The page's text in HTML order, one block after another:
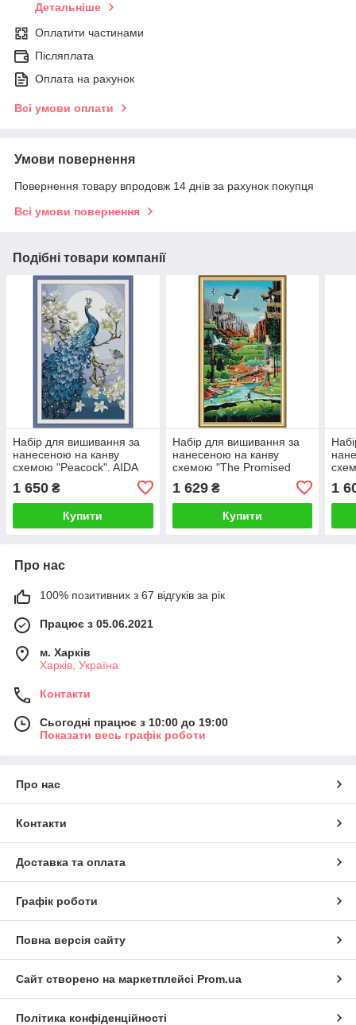
Детальніше
Оплатити частинами
Післяплата
Оплата на рахунок
Всі умови оплати
Умови повернення
Повернення товару впродовж 14 днів за рахунок покупця
Всі умови повернення
Подібні товари компанії
Набір для вишивання за
нанесеною на канву
схемою "Peacock". AIDA
1 650 ₴
Купити
Набір для вишивання за
нанесеною на канву
схемою "The Promised
Land". AIDA 14CT printed
51*102 см
1 629₴
Купити
1
Про нас
100% позитивних з 67 відгуків за рік
Працює з 05.06.2021
м. Харків
Харків, Україна
Контакти
Сьогодні працює з 10:00 до 19:00
Показати весь графік роботи
Про нас
Контакти
Доставка та оплата
Графік роботи
Повна версія сайту
Сайт створено на маркетплейсі Prom.ua
Політика конфіденційності